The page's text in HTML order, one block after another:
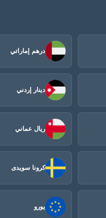
درهم إماراتي
دينار إردني
ريال عماني
كرونا سويدى
يورو